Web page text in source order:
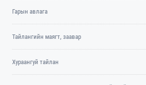
Гарын авлага
Тайлангийн маягт, заавар
Хураангуй тайлан